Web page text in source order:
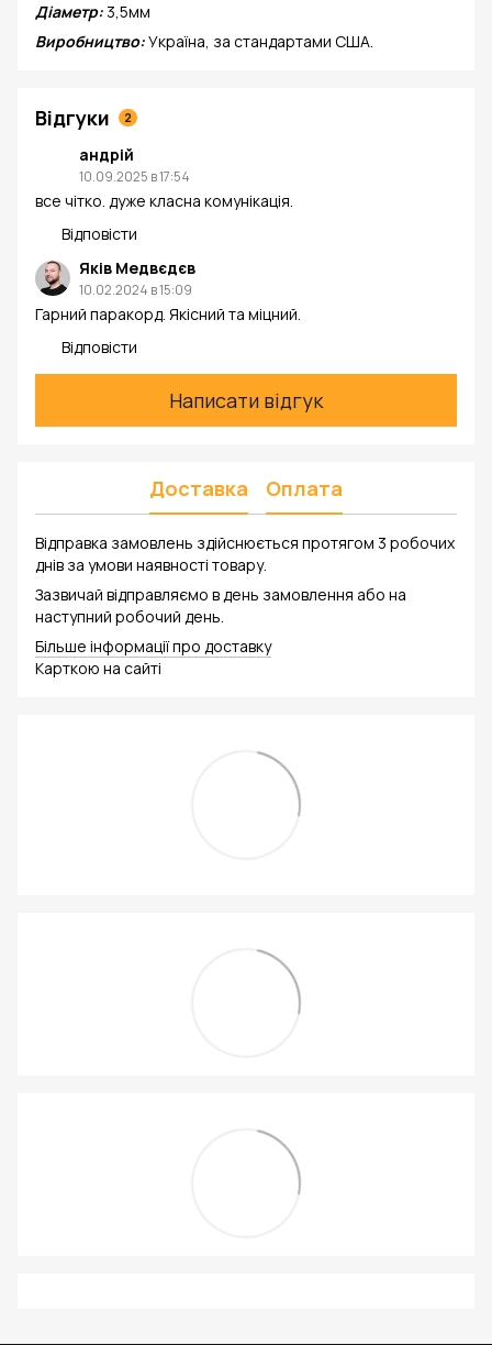
Діаметр: 3,5мм
Виробництво:Україна, за стандартами США.
Відгуки 2
андрій
10.09.2025 в 17:54
все чітко. дуже класна комунікація.
Відповісти
Яків Медвєдєв
10.02.2024 в 15:09
Гарний паракорд. Якісний та міцний.
Відповісти
Написати відгук
Доставка Оплата
Відправка замовлень здійснюється протягом 3 робочих
днів за умови наявності товару.
Зазвичай відправляємо в день замовлення або на
наступний робочий день.
Більше інформації про доставку
Карткою на сайті